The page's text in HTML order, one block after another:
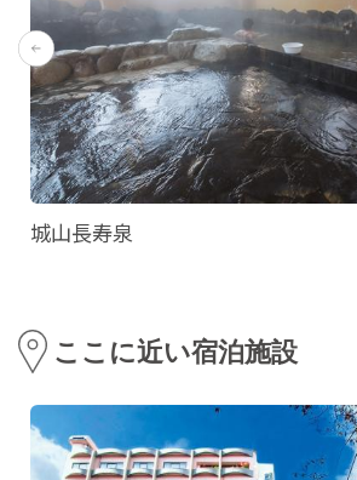
城山長寿泉
ここに近い宿泊施設